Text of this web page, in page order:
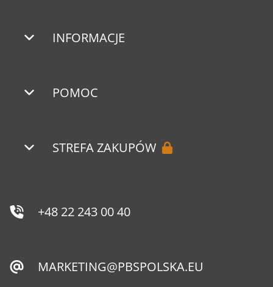
INFORMACJE
POMOC
STREFA ZAKUPÓW
+48 22 243 00 40
MARKETING@PBSPOLSKA.EU